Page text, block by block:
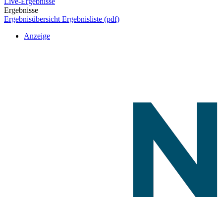
Ergebnisse
Ergebnisübersicht Ergebnisliste (pdf)
Anzeige